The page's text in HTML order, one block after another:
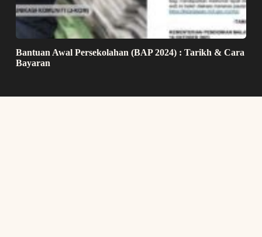
Bantuan Awal Persekolahan (BAP 2024) : Tarikh & Cara
Bayaran